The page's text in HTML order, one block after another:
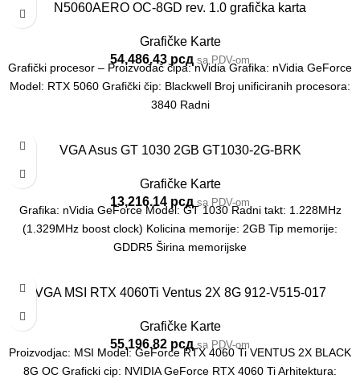
N5060AERO OC-8GD rev. 1.0 grafička karta
Grafičke Karte
54,486.43 рсд sa PDV-om
Grafički procesor – Proizvođač čipa: nVidia Grafika: nVidia GeForce
Model: RTX 5060 Grafički čip: Blackwell Broj unificiranih procesora:
3840 Radni
VGA Asus GT 1030 2GB GT1030-2G-BRK
Grafičke Karte
13,216.14 рсд sa PDV-om
Grafika: nVidia GeForce Model: GT 1030 Radni takt: 1.228MHz
(1.329MHz boost clock) Kolicina memorije: 2GB Tip memorije:
GDDR5 Širina memorijske
VGA MSI RTX 4060Ti Ventus 2X 8G 912-V515-017
Grafičke Karte
55,196.82 рсд sa PDV-om
Proizvodjac: MSI Model: GeForce RTX 4060 Ti VENTUS 2X BLACK
8G OC Graficki cip: NVIDIA GeForce RTX 4060 Ti Arhitektura: